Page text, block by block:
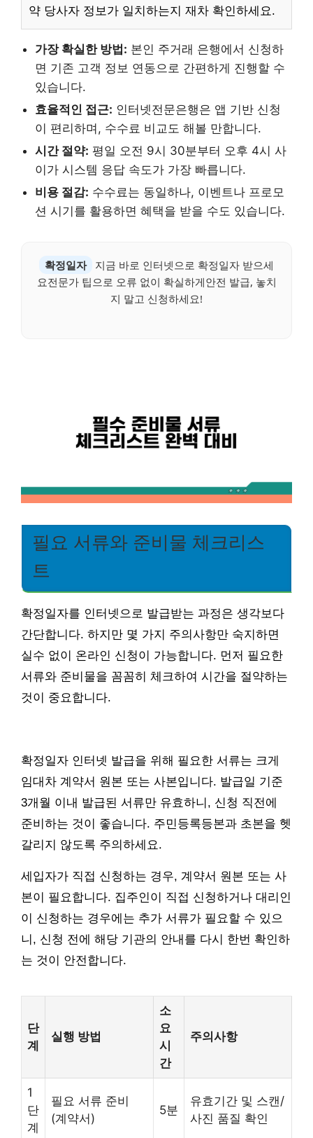
약 당사자 정보가 일치하는지 재차 확인하세요.
가장 확실한 방법: 본인 주거래 은행에서 신청하
면 기존 고객 정보 연동으로 간편하게 진행할 수
있습니다.
효율적인 접근: 인터넷전문은행은 앱 기반 신청
이 편리하며, 수수료 비교도 해볼 만합니다.
시간 절약: 평일 오전 9시 30분부터 오후 4시 사
이가 시스템 응답 속도가 가장 빠릅니다.
비용 절감: 수수료는 동일하나, 이벤트나 프로모
션 시기를 활용하면 혜택을 받을 수도 있습니다.
확정일자
지금 바로 인터넷으로 확정일자 받으세
요전문가 팁으로 오류 없이 확실하게안전 발급, 놓치
지 말고 신청하세요!
필요 서류와 준비물 체크리스
트
확정일자를 인터넷으로 발급받는 과정은 생각보다
간단합니다. 하지만 몇 가지 주의사항만 숙지하면
실수 없이 온라인 신청이 가능합니다. 먼저 필요한
서류와 준비물을 꼼꼼히 체크하여 시간을 절약하는
것이 중요합니다.
확정일자 인터넷 발급을 위해 필요한 서류는 크게
임대차 계약서 원본 또는 사본입니다. 발급일 기준
3개월 이내 발급된 서류만 유효하니, 신청 직전에
준비하는 것이 좋습니다. 주민등록등본과 초본을 헷
갈리지 않도록 주의하세요.
세입자가 직접 신청하는 경우, 계약서 원본 또는 사
본이 필요합니다. 집주인이 직접 신청하거나 대리인
이 신청하는 경우에는 추가 서류가 필요할 수 있으
니, 신청 전에 해당 기관의 안내를 다시 한번 확인하
는 것이 안전합니다.
단
계
실행 방법
소
요
시
간
주의사항
1
단
계
필요 서류 준비
(계약서)
5분
유효기간 및 스캔/
사진 품질 확인